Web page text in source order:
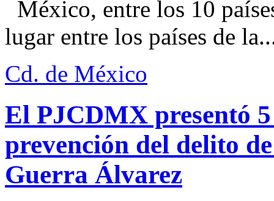
México, entre los 10
lugar entre los países de
Cd. de México
El PJCDMX presentó
prevención del delito
Guerra Álvarez